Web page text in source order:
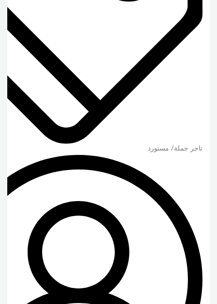
تاجر جملة/ مستورد